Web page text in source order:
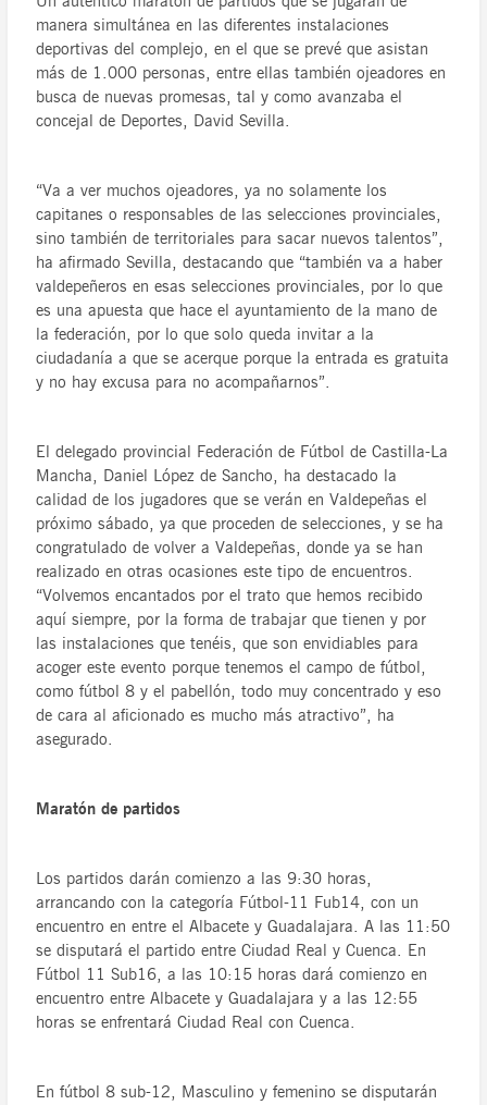
manera simultánea en las diferentes instalaciones
deportivas del complejo, en el que se prevé que asistan
más de 1.000 personas, entre ellas también ojeadores en
busca de nuevas promesas, tal y como avanzaba el
concejal de Deportes, David Sevilla.
“Va a ver muchos ojeadores, ya no solamente los
capitanes o responsables de las selecciones provinciales,
sino también de territoriales para sacar nuevos talentos”,
ha afirmado Sevilla, destacando que “también va a haber
valdepeñeros en esas selecciones provinciales, por lo que
es una apuesta que hace el ayuntamiento de la mano de
la federación, por lo que solo queda invitar a la
ciudadanía a que se acerque porque la entrada es gratuita
y no hay excusa para no acompañarnos”.
El delegado provincial Federación de Fútbol de Castilla-La
Mancha, Daniel López de Sancho, ha destacado la
calidad de los jugadores que se verán en Valdepeñas el
próximo sábado, ya que proceden de selecciones, y se ha
congratulado de volver a Valdepeñas, donde ya se han
realizado en otras ocasiones este tipo de encuentros.
“Volvemos encantados por el trato que hemos recibido
aquí siempre, por la forma de trabajar que tienen y por
las instalaciones que tenéis, que son envidiables para
acoger este evento porque tenemos el campo de fútbol,
como fútbol 8 y el pabellón, todo muy concentrado y eso
de cara al aficionado es mucho más atractivo”, ha
asegurado.
Maratón de partidos
Los partidos darán comienzo a las 9:30 horas,
arrancando con la categoría Fútbol-11 Fub14, con un
encuentro en entre el Albacete y Guadalajara. A las 11:50
se disputará el partido entre Ciudad Real y Cuenca. En
Fútbol 11 Sub16, a las 10:15 horas dará comienzo en
encuentro entre Albacete y Guadalajara y a las 12:55
horas se enfrentará Ciudad Real con Cuenca.
En fútbol 8 sub-12, Masculino y femenino se disputarán